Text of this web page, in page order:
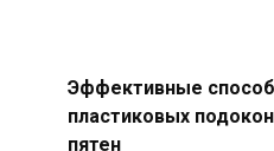
Эффективные
пластиковых
пятен